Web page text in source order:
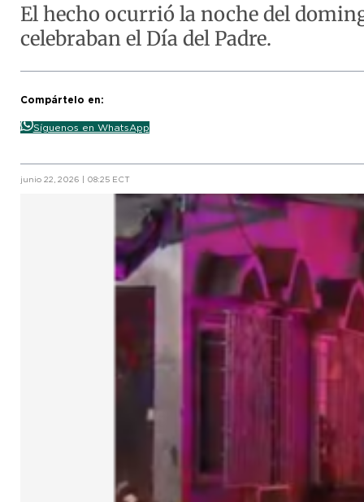
El hecho ocurrió la noche del
celebraban el Día del Padre.
Compártelo en:
Síguenos en WhatsApp
junio 22, 2026 | 08:25 ECT